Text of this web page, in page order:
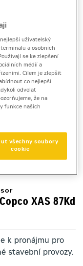
XAS 87Kd
k pronájmu pro
stavební provozy.
uživatelský
a osobních
se ke zlepšení
médií a
Cílem je zlepšit
co nejlepší
odvolat
že na
funkce našich
všechny soubory
cookie